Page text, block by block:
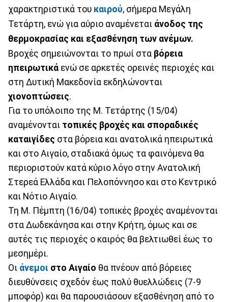
χαρακτηριστικά του καιρού, σήμερα Μεγάλη
Τετάρτη, ενώ για αύριο αναμένεται άνοδος της
θερμοκρασίας και εξασθένηση των ανέμων.
Βροχές σημειώνονται το πρωί στα βόρεια
ηπειρωτικά ενώ σε αρκετές ορεινές περιοχές και
στη Δυτική Μακεδονία εκδηλώνονται
χιονοπτώσεις.
Για το υπόλοιπο της Μ. Τετάρτης (15/04)
αναμένονται τοπικές βροχές και σποραδικές
καταιγίδες στα βόρεια και ανατολικά ηπειρωτικά
και στο Αιγαίο, σταδιακά όμως τα φαινόμενα θα
περιοριστούν κατά κύριο λόγο στην Ανατολική
Στερεά Ελλάδα και Πελοπόννησο και στο Κεντρικό
και Νότιο Αιγαίο.
Τη Μ. Πέμπτη (16/04) τοπικές βροχές αναμένονται
στα Δωδεκάνησα και στην Κρήτη, όμως και σε
αυτές τις περιοχές ο καιρός θα βελτιωθεί έως το
μεσημέρι.
Οι άνεμοι στο Αιγαίο θα πνέουν από βόρειες
διευθύνσεις σχεδόν έως πολύ θυελλώδεις (7-9
μποφόρ) και θα παρουσιάσουν εξασθένηση από το